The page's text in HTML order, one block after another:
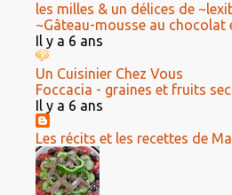
les milles & un délices de
~Gâteau-mousse au chocolat
Il y a 6 ans
Un Cuisinier Chez Vous
Foccacia - graines et fruits
Il y a 6 ans
Les récits et les recettes de